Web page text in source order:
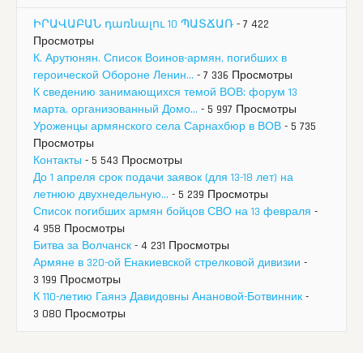
ԻՐԱՎԱԲԱՆ դառնալու 10 ՊԱՏՃԱՌ - 7 422
Просмотры
К. Арутюнян. Список Воинов-армян, погибших в
героической Обороне Ленин... - 7 336 Просмотры
К сведению занимающихся темой ВОВ: форум 13
марта, организованный Домо... - 5 997 Просмотры
Уроженцы армянского села Сарнахбюр в ВОВ - 5 735
Просмотры
Контакты - 5 543 Просмотры
До 1 апреля срок подачи заявок (для 13-18 лет) на
летнюю двухнедельную... - 5 239 Просмотры
Список погибших армян бойцов СВО на 13 февраля -
4 958 Просмотры
Битва за Волчанск - 4 231 Просмотры
Армяне в 320-ой Енакиевской стрелковой дивизии -
3 199 Просмотры
К 110-летию Гаянэ Давидовны Анановой-Ботвинник -
3 080 Просмотры